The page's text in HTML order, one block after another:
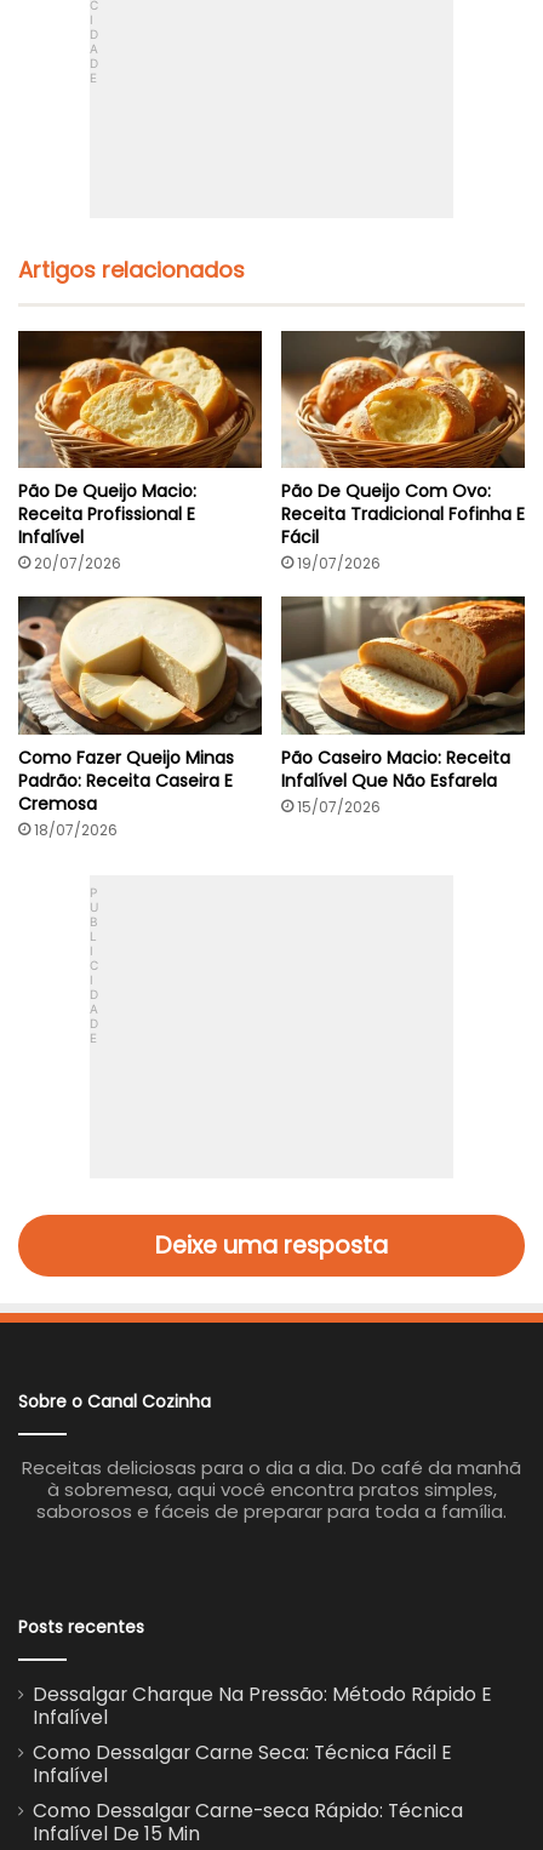
Artigos relacionados
Pão De Queijo Macio:
Receita Profissional E
Infalível
20/07/2026
Pão De Queijo Com Ovo:
Receita Tradicional Fofinha E
Fácil
19/07/2026
Como Fazer Queijo Minas
Padrão: Receita Caseira E
Cremosa
18/07/2026
Pão Caseiro Macio: Receita
Infalível Que Não Esfarela
15/07/2026
Deixe uma resposta
Sobre o Canal Cozinha
Receitas deliciosas para o dia a dia. Do café da manhã
à sobremesa, aqui você encontra pratos simples,
saborosos e fáceis de preparar para toda a família.
Posts recentes
Dessalgar Charque Na Pressão: Método Rápido E
Infalível
Como Dessalgar Carne Seca: Técnica Fácil E
Infalível
Como Dessalgar Carne-seca Rápido: Técnica
Infalível De 15 Min